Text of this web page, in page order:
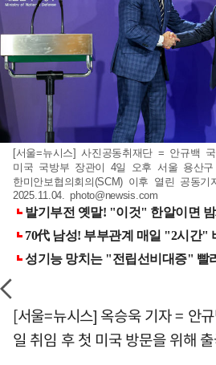
[서울=뉴시스] 사진공동취재단 = 안규백
미국 국방부 장관이 4일 오후 서울 용산
한미안보협의회의(SCM) 이후 열린 공동기
2025.11.04.photo@newsis.com
[서울=뉴시스] 옥승욱 기자 = 안
일 취임 후 첫 미국 방문을 위해